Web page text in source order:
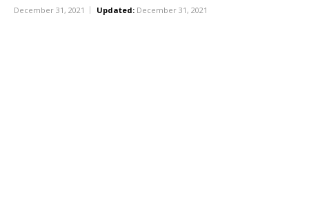
December 31, 2021 Updated: December 31, 2021